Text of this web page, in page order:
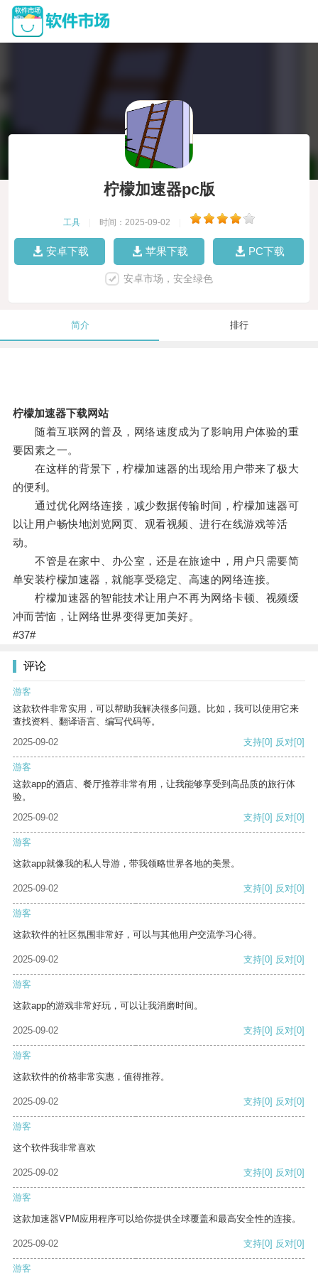
柠檬加速器pc版
工具 时间：2025-09-02
安卓下载 苹果下载 PC下载
安卓市场，安全绿色
简介 排行
柠檬加速器下载网站
随着互联网的普及，网络速度成为了影响用户体验的重
要因素之一。
在这样的背景下，柠檬加速器的出现给用户带来了极大
的便利。
通过优化网络连接，减少数据传输时间，柠檬加速器可
以让用户畅快地浏览网页、观看视频、进行在线游戏等活
动。
不管是在家中、办公室，还是在旅途中，用户只需要简
单安装柠檬加速器，就能享受稳定、高速的网络连接。
柠檬加速器的智能技术让用户不再为网络卡顿、视频缓
冲而苦恼，让网络世界变得更加美好。
#37#
评论
游客
这款软件非常实用，可以帮助我解决很多问题。比如，我可以使用它来
查找资料、翻译语言、编写代码等。
2025-09-02
支持[0] 反对[0]
游客
这款app的酒店、餐厅推荐非常有用，让我能够享受到高品质的旅行体
验。
2025-09-02
支持[0] 反对[0]
游客
这款app就像我的私人导游，带我领略世界各地的美景。
2025-09-02 支持[0] 反对[0]
游客
这款软件的社区氛围非常好，可以与其他用户交流学习心得。
2025-09-02 支持[0] 反对[0]
游客
这款app的游戏非常好玩，可以让我消磨时间。
2025-09-02 支持[0] 反对[0]
游客
这款软件的价格非常实惠，值得推荐。
2025-09-02 支持[0] 反对[0]
游客
这个软件我非常喜欢
2025-09-02 支持[0] 反对[0]
游客
这款加速器VPM应用程序可以给你提供全球覆盖和最高安全性的连接。
2025-09-02 支持[0] 反对[0]
游客